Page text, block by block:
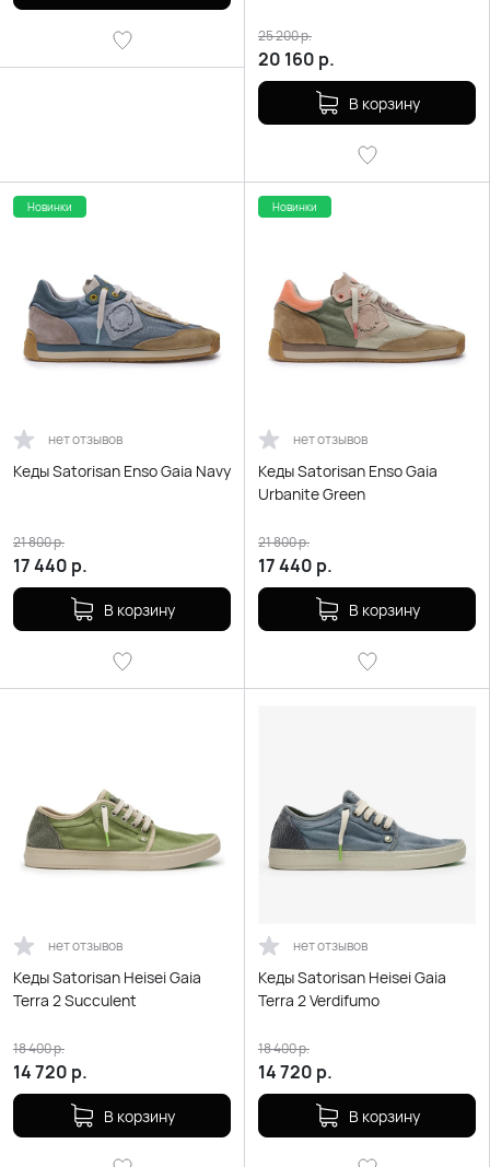
20 160 р.
25 200р.
В корзину
Новинки
нет отзывов
Кеды Satorisan Enso Gaia Navy
17 440 р.
21 800р.
В корзину
Новинки
нет отзывов
Кеды Satorisan Enso Gaia
Urbanite Green
17 440 р.
21 800р.
В корзину
нет отзывов
Кеды Satorisan Heisei Gaia
Terra 2 Succulent
14 720 р.
18 400р.
В корзину
нет отзывов
Кеды Satorisan Heisei Gaia
Terra 2 Verdifumo
14 720 р.
18 400р.
В корзину